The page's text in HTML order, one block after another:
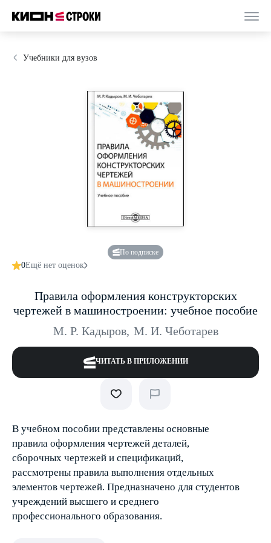
Учебники для вузов
По подписке
0Ещё нет оценок
Правила оформления конструкторских
чертежей в машиностроении: учебное пособие
М. Р. Кадыров, М. И. Чеботарев
ЧИТАТЬ В ПРИЛОЖЕНИИ
В учебном пособии представлены основные
правила оформления чертежей деталей,
сборочных чертежей и спецификаций,
рассмотрены правила выполнения отдельных
элементов чертежей. Предназначено для студентов
учреждений высшего и среднего
профессионального образования.